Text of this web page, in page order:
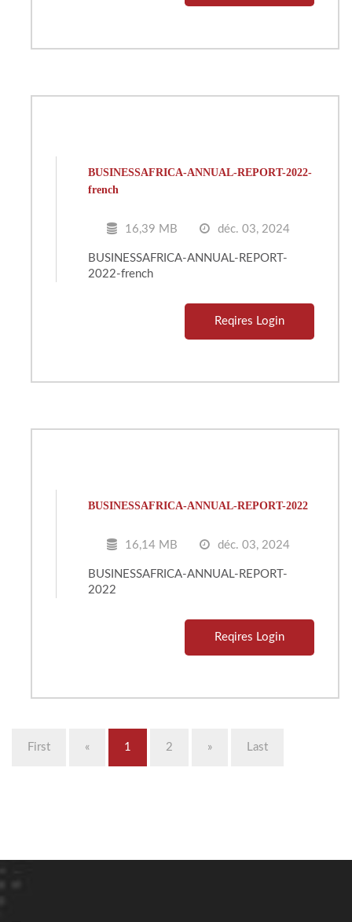
BUSINESSAFRICA-ANNUAL-REPORT-2022-
french
16,39 MB déc. 03, 2024
BUSINESSAFRICA-ANNUAL-REPORT-
2022-french
Reqires Login
BUSINESSAFRICA-ANNUAL-REPORT-2022
16,14 MB déc. 03, 2024
BUSINESSAFRICA-ANNUAL-REPORT-
2022
Reqires Login
First « 1 2 » Last